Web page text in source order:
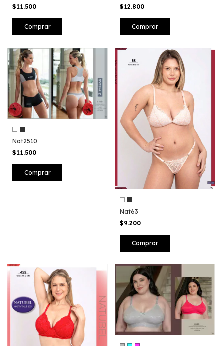
$11.500
Comprar
$12.800
Comprar
Nat2510
$11.500
Comprar
Nat63
$9.200
Comprar